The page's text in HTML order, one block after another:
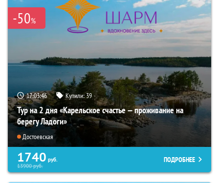
-50%
17:03:44 Купили:39
Тур на 2 дня «Карельское счастье — проживание на
берегу Ладоги»
Достоевская
1740 руб.
13900руб.
ПОДРОБНЕЕ